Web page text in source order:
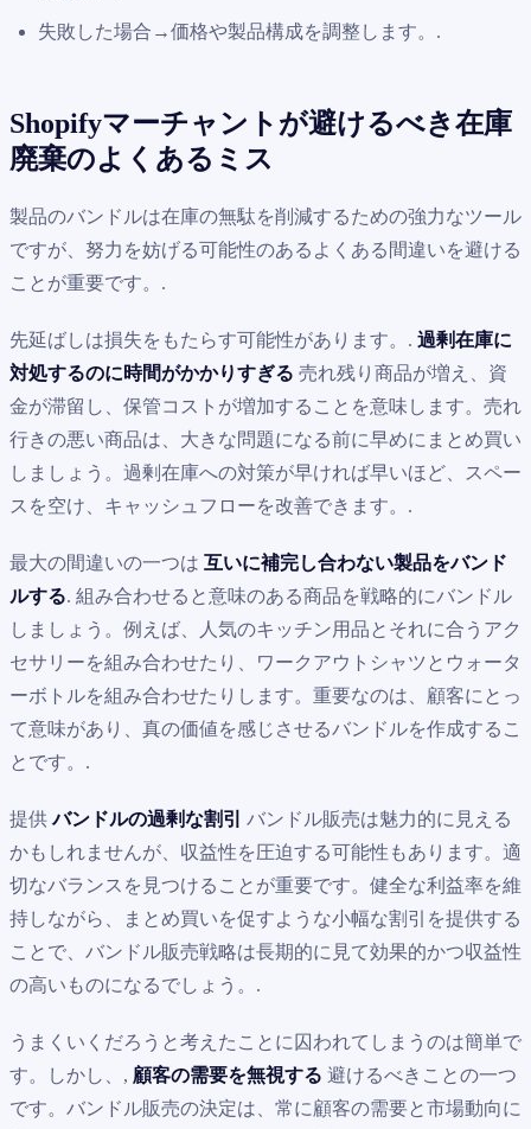
失敗した場合→価格や製品構成を調整します。.
Shopifyマーチャントが避けるべき在庫
廃棄のよくあるミス
製品のバンドルは在庫の無駄を削減するための強力なツール
ですが、努力を妨げる可能性のあるよくある間違いを避ける
ことが重要です。.
先延ばしは損失をもたらす可能性があります。. 過剰在庫に
対処するのに時間がかかりすぎる 売れ残り商品が増え、資
金が滞留し、保管コストが増加することを意味します。売れ
行きの悪い商品は、大きな問題になる前に早めにまとめ買い
しましょう。過剰在庫への対策が早ければ早いほど、スペー
スを空け、キャッシュフローを改善できます。.
最大の間違いの一つは 互いに補完し合わない製品をバンド
ルする. 組み合わせると意味のある商品を戦略的にバンドル
しましょう。例えば、人気のキッチン用品とそれに合うアク
セサリーを組み合わせたり、ワークアウトシャツとウォータ
ーボトルを組み合わせたりします。重要なのは、顧客にとっ
て意味があり、真の価値を感じさせるバンドルを作成するこ
とです。.
提供バンドルの過剰な割引
バンドル販売は魅力的に見える
かもしれませんが、収益性を圧迫する可能性もあります。適
切なバランスを見つけることが重要です。健全な利益率を維
持しながら、まとめ買いを促すような小幅な割引を提供する
ことで、バンドル販売戦略は長期的に見て効果的かつ収益性
の高いものになるでしょう。.
うまくいくだろうと考えたことに囚われてしまうのは簡単で
す。しかし、, 顧客の需要を無視する 避けるべきことの一つ
です。バンドル販売の決定は、常に顧客の需要と市場動向に